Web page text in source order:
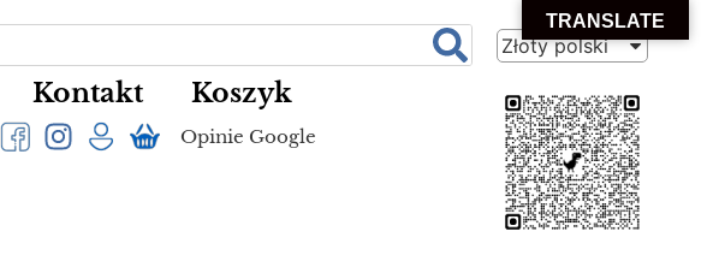
Kontakt Koszyk
Opinie Google
Złoty polski
TRANSLATE